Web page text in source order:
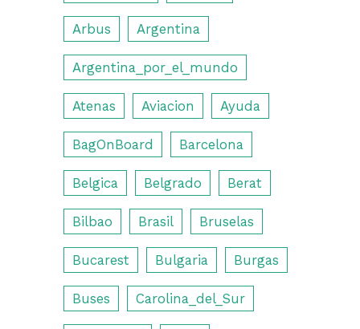
Arbus Argentina
Argentina_por_el_mundo
Atenas Aviacion Ayuda
BagOnBoard Barcelona
Belgica Belgrado Berat
Bilbao Brasil Bruselas
Bucarest Bulgaria Burgas
Buses Carolina_del_Sur